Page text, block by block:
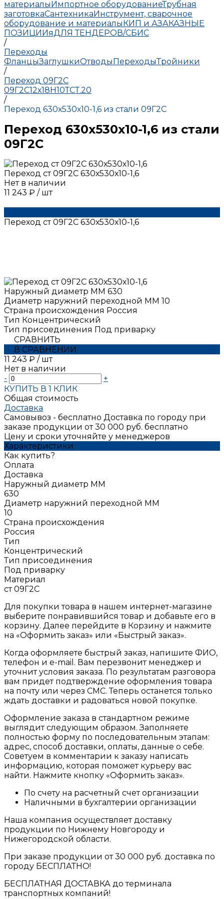
материалыИмпортное оборудованиеТрубная
заготовкаСантехникаИнструмент, сварочное
оборудование и материалыКИП и АЗАКАЗНЫЕ
ПОЗИЦИИяДЛЯ ТЕНДЕРОВ/СБИС
/
Переходы
ФланцыЗаглушкиОтводыПереходыТройники
/
Переход 09Г2С
09Г2С12х18Н10ТСТ.20
/
Переход 630х530х10-1,6 из стали 09Г2С
Переход 630х530х10-1,6 из стали
09Г2С
Переход ст 09Г2С 630х530х10-1,6
Нет в наличии
11 243 ₽ / шт
Переход ст 09Г2С 630х530х10-1,6
Наружный диаметр ММ 630
Диаметр наружний переходной ММ 10
Страна происхождения Россия
Тип Концентрический
Тип присоединения Под приварку
СРАВНИТЬ
В СРАВНЕНИИ
11 243 ₽ / шт
Нет в наличии
-
+
КУПИТЬ В 1 КЛИК
Общая стоимость
Доставка
Самовывоз - бесплатно Доставка по городу при
заказе продукции от 30 000 руб. бесплатно
Цену и сроки уточняйте у менеджеров
Характеристики
Как купить?
Оплата
Доставка
Наружный диаметр ММ
630
Диаметр наружний переходной ММ
10
Страна происхождения
Россия
Тип
Концентрический
Тип присоединения
Под приварку
Материал
ст 09Г2С
Для покупки товара в нашем интернет-магазине
выберите понравившийся товар и добавьте его в
корзину. Далее перейдите в Корзину и нажмите
на «Оформить заказ» или «Быстрый заказ».
Когда оформляете быстрый заказ, напишите ФИО,
телефон и e-mail. Вам перезвонит менеджер и
уточнит условия заказа. По результатам разговора
вам придет подтверждение оформления товара
на почту или через СМС. Теперь останется только
ждать доставки и радоваться новой покупке.
Оформление заказа в стандартном режиме
выглядит следующим образом. Заполняете
полностью форму по последовательным этапам:
адрес, способ доставки, оплаты, данные о себе.
Советуем в комментарии к заказу написать
информацию, которая поможет курьеру вас
найти. Нажмите кнопку «Оформить заказ».
По счету на расчетный счет организации
Наличными в бухгалтерии организации
Наша компания осуществляет доставку
продукции по Нижнему Новгороду и
Нижегородской области.
При заказе продукции от 30 000 руб. доставка по
городу БЕСПЛАТНО!
БЕСПЛАТНАЯ ДОСТАВКА до терминала
транспортных компаний!